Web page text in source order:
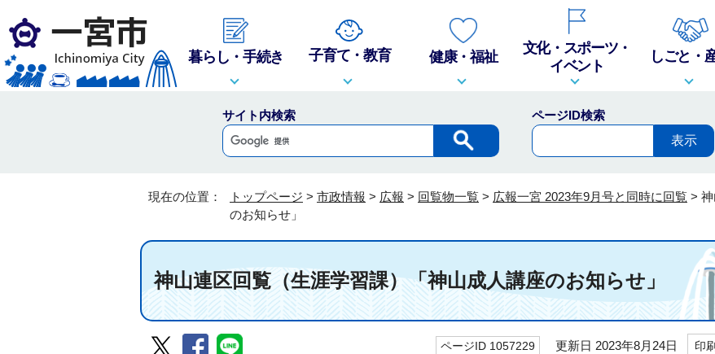
暮らし・手続き 子育て・教育 健康・福祉
文化・スポーツ・
イベント
しごと・
サイト内検索
ページID検索
現在の位置： トップページ > 市政情報 > 広報 > 回覧物一覧 > 広報一宮 2023年9月号と同時に回覧 >
のお知らせ」
神山連区回覧（生涯学習課）「神山成人講座のお知らせ」
ページID 1057229 更新日 2023年8月24日 印刷